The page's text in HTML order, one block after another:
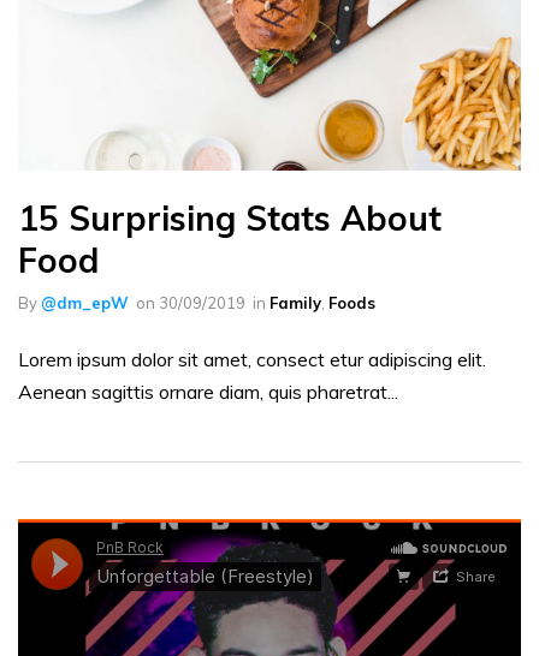
15 Surprising Stats About
Food
By @dm_epW on 30/09/2019 in Family Foods
Lorem ipsum dolor sit amet, consect etur adipiscing elit.
Aenean sagittis ornare diam, quis pharetrat...